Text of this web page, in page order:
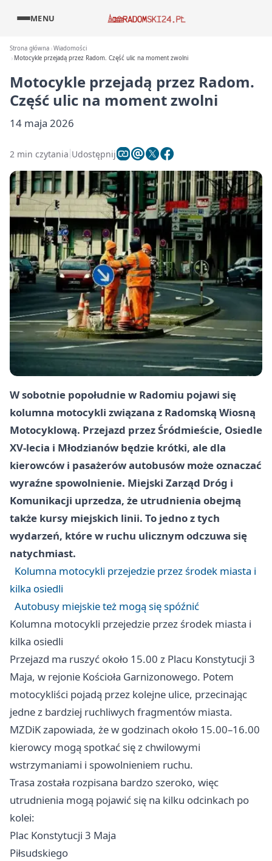
MENU
Strona główna Wiadomości
Motocykle przejadą przez Radom. Część ulic na moment zwolni
Motocykle przejadą przez Radom.
Część ulic na moment zwolni
14 maja 2026
2 min czytania Udostępnij
W sobotnie popołudnie w Radomiu pojawi się
kolumna motocykli związana z Radomską Wiosną
Motocyklową. Przejazd przez Śródmieście, Osiedle
XV-lecia i Młodzianów będzie krótki, ale dla
kierowców i pasażerów autobusów może oznaczać
wyraźne spowolnienie. Miejski Zarząd Dróg i
Komunikacji uprzedza, że utrudnienia obejmą
także kursy miejskich linii. To jedno z tych
wydarzeń, które w ruchu ulicznym odczuwa się
natychmiast.
Kolumna motocykli przejedzie przez środek miasta i
kilka osiedli
Autobusy miejskie też mogą się spóźnić
Kolumna motocykli przejedzie przez środek miasta i
kilka osiedli
Przejazd ma ruszyć około 15.00 z Placu Konstytucji 3
Maja, w rejonie Kościoła Garnizonowego. Potem
motocykliści pojadą przez kolejne ulice, przecinając
jedne z bardziej ruchliwych fragmentów miasta.
MZDiK zapowiada, że w godzinach około 15.00–16.00
kierowcy mogą spotkać się z chwilowymi
wstrzymaniami i spowolnieniem ruchu.
Trasa została rozpisana bardzo szeroko, więc
utrudnienia mogą pojawić się na kilku odcinkach po
kolei:
Plac Konstytucji 3 Maja
Piłsudskiego